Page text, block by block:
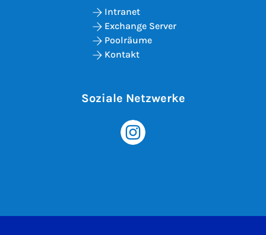
Intranet
Exchange Server
Poolräume
Kontakt
Soziale Netzwerke